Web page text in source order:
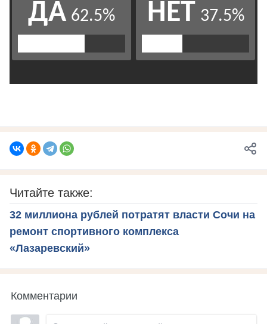
Читайте также:
32 миллиона рублей потратят власти Сочи на
ремонт спортивного комплекса
«Лазаревский»
Комментарии